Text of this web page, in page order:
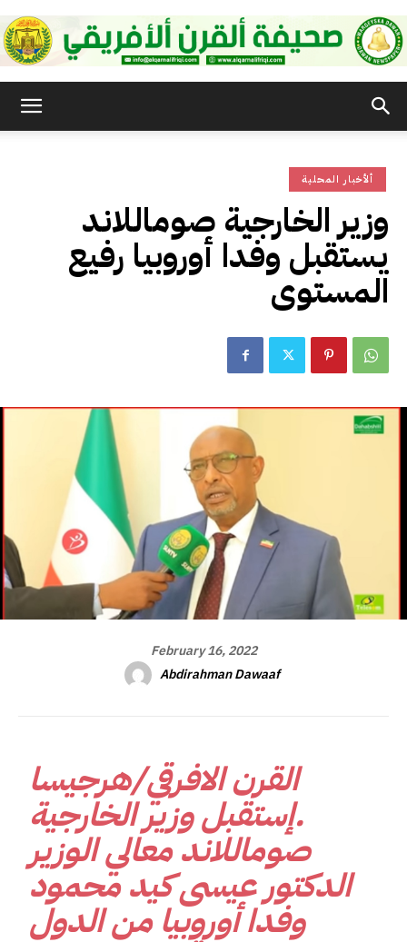
الأفريقي
ألأخبار المحلية
وزير الخارجية صوماللاند
يستقبل وفدا أوروبيا رفيع
المستوى
February 16, 2022
Abdirahman Dawaaf
القرن الافرقي/هرجيسا
.إستقبل وزير الخارجية
صوماللاند معالي الوزير
الدكتور عيسى كيد محمود
وفدا أوروبيا من الدول